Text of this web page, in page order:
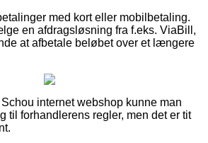
med kort eller mobilbetaling.
en afdragsløsning fra f.eks. ViaBill,
at afbetale beløbet over et længere
internet webshop kunne man
til forhandlerens regler, men det er tit